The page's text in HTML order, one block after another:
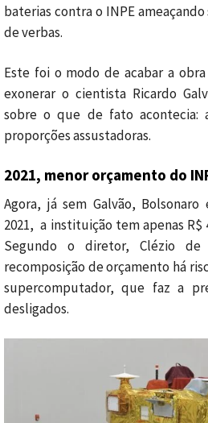
baterias contra o INPE
de verbas.
Este foi o modo de acabar a
exonerar o cientista Ricardo
sobre o que de fato acontecia:
proporções assustadoras.
2021, menor orçamento do
Agora, já sem Galvão,
2021, a instituição tem apenas
Segundo o diretor, Clézio de
recomposição de orçamento há
supercomputador, que faz a
desligados.